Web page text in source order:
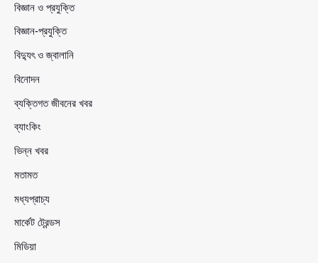
বিজ্ঞান ও প্রযুক্তি
বিজ্ঞান-প্রযুক্তি
বিদ্যুৎ ও জ্বালানি
বিনোদন
ব্যক্তিগত জীবনের খবর
ব্যাংকিং
ভিন্ন খবর
মতামত
মধ্যপ্রাচ্য
মার্কেট ট্রেন্ডস
মিডিয়া